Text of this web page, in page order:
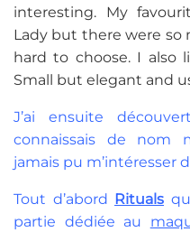
interesting. My
Lady but there were so
hard to choose. I also
Small but elegant and
J’ai ensuite
connaissais de nom
jamais pu m’intéresser
Tout d’abord Rituals
partie dédiée au